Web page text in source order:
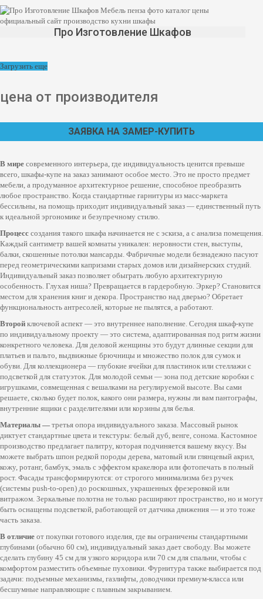
Про Изготовление Шкафов
Загрузить еще
цена от производителя
ЗАЯВКА НА ЗАМЕР-КУПИТЬ
В мире современного интерьера, где индивидуальность ценится превыше
всего, шкафы-купе на заказ занимают особое место. Это не просто предмет
мебели, а продуманное архитектурное решение, способное преобразить
любое пространство. Когда стандартные гарнитуры из масс-маркета
бессильны, на помощь приходит индивидуальный заказ — единственный путь
к идеальной эргономике и безупречному стилю.
Процесс создания такого шкафа начинается не с эскиза, а с анализа помещения.
Каждый сантиметр вашей комнаты уникален: неровности стен, выступы,
балки, скошенные потолки мансарды. Фабричные модели безнадежно пасуют
перед геометрическими капризами старых домов или дизайнерских студий.
Индивидуальный заказ позволяет обыграть любую архитектурную
особенность. Глухая ниша? Превращается в гардеробную. Эркер? Становится
местом для хранения книг и декора. Пространство над дверью? Обретает
функциональность антресолей, которые не пылятся, а работают.
Второй ключевой аспект — это внутреннее наполнение. Сегодня шкаф-купе
по индивидуальному проекту — это система, адаптированная под ритм жизни
конкретного человека. Для деловой женщины это будут длинные секции для
платьев и пальто, выдвижные брючницы и множество полок для сумок и
обуви. Для коллекционера — глубокие ячейки для пластинок или стеллажи с
подсветкой для статуэток. Для молодой семьи — зона под детские коробки с
игрушками, совмещенная с вешалками на регулируемой высоте. Вы сами
решаете, сколько будет полок, какого они размера, нужны ли вам пантографы,
внутренние ящики с разделителями или корзины для белья.
Материалы — третья опора индивидуального заказа. Массовый рынок
диктует стандартные цвета и текстуры: белый дуб, венге, сонома. Кастомное
производство предлагает палитру, которая подчиняется вашему вкусу. Вы
можете выбрать шпон редкой породы дерева, матовый или глянцевый акрил,
кожу, ротанг, бамбук, эмаль с эффектом кракелюра или фотопечать в полный
рост. Фасады трансформируются: от строгого минимализма без ручек
(системы push-to-open) до роскошных, украшенных фрезеровкой или
витражом. Зеркальные полотна не только расширяют пространство, но и могут
быть оснащены подсветкой, работающей от датчика движения — и это тоже
часть заказа.
В отличие от покупки готового изделия, где вы ограничены стандартными
глубинами (обычно 60 см), индивидуальный заказ дает свободу. Вы можете
сделать глубину 45 см для узкого коридора или 70 см для спальни, чтобы с
комфортом разместить объемные пуховики. Фурнитура также выбирается под
задачи: подъемные механизмы, газлифты, доводчики премиум-класса или
бесшумные направляющие с плавным закрыванием.